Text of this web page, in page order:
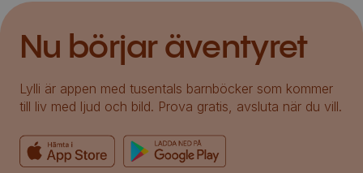
Nu börjar äventyret
Lylli är appen med tusentals barnböcker som kommer
till liv med ljud och bild. Prova gratis, avsluta när du vill.